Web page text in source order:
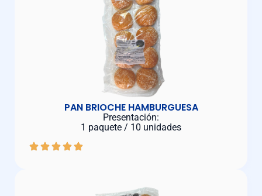
PAN BRIOCHE HAMBURGUESA
Presentación:
1 paquete / 10 unidades